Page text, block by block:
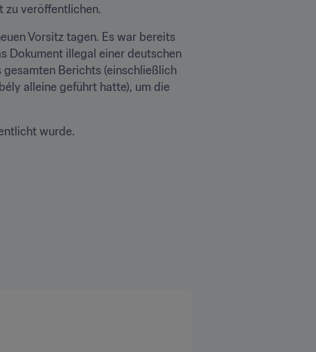
zu veröffentlichen.
Vorsitz tagen. Es war bereits
Dokument illegal einer deutschen
Berichts (einschließlich
alleine geführt hatte), um die
wurde.